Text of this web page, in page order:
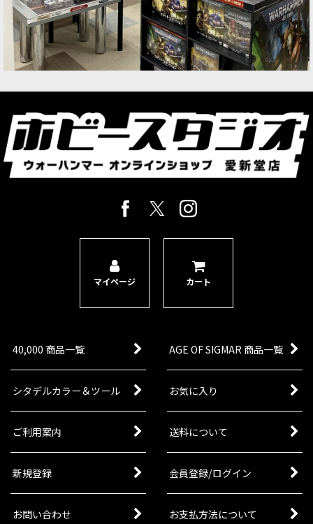
WH AoS：ウォースクロールカード
マイページ カート
40,000 商品一覧 AGE OF SIGMAR 商品一覧
シタデルカラー＆ツール お気に入り
ご利用案内 送料について
新規登録 会員登録/ログイン
お問い合わせ お支払方法について